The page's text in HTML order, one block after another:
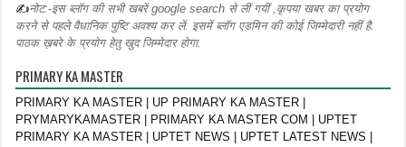
✍नोट:-इस ब्लॉग की सभी खबरें google search से लीं गयीं ,कृपया खबर का प्रयोग
करने से पहले वैधानिक पुष्टि अवश्य कर लें. इसमें ब्लॉग एडमिन की कोई जिम्मेदारी नहीं है.
पाठक ख़बरे के प्रयोग हेतु खुद जिम्मेदार होगा.
PRIMARY KA MASTER
PRIMARY KA MASTER | UP PRIMARY KA MASTER |
PRYMARYKAMASTER | PRIMARY KA MASTER COM | UPTET
PRIMARY KA MASTER | UPTET NEWS | UPTET LATEST NEWS |